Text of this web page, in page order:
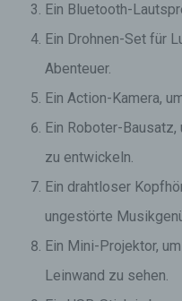
Ein Bluetooth-
Ein Drohnen-Set für
Abenteuer.
Ein Action-Kamera,
Ein Roboter-
zu entwickeln.
Ein drahtloser
ungestörte
Ein Mini-Projektor,
Leinwand zu sehen.